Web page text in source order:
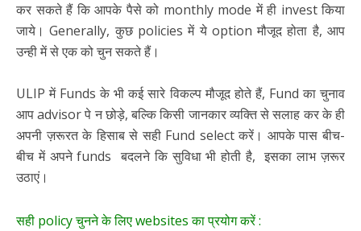
कर सकते हैं कि आपके पैसे को monthly mode में ही invest किया
जाये। Generally, कुछ policies में ये option मौजूद होता है, आप
उन्ही में से एक को चुन सकते हैं।
ULIP में Funds के भी कई सारे विकल्प मौजूद होते हैं, Fund का चुनाव
आप advisor पे न छोड़े, बल्कि किसी जानकार व्यक्ति से सलाह कर के ही
अपनी ज़रूरत के हिसाब से सही Fund select करें। आपके पास बीच-
बीच में अपने funds बदलने कि सुविधा भी होती है, इसका लाभ ज़रूर
उठाएं।
सही policy चुनने के लिए websites का प्रयोग करें :